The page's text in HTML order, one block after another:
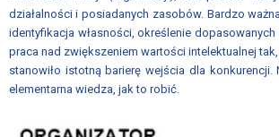
RADA
OCHRONY
PRACY
przy
RP
działalności i posiadanych zasobów. Bardzo
identyfikacja własności, określenie
praca nad zwiększeniem wartości intelektualnej
stanowiło istotną barierę wejścia dla konkurencji.
elementarna wiedza, jak to robić.